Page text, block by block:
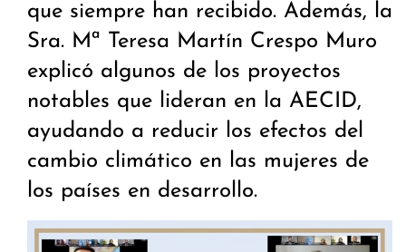
que siempre han recibido. Además, la
Sra. Mª Teresa Martín Crespo Muro
explicó algunos de los proyectos
notables que lideran en la AECID,
ayudando a reducir los efectos del
cambio climático en las mujeres de
los países en desarrollo.